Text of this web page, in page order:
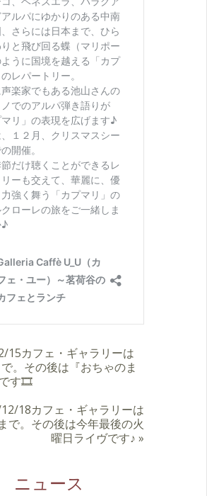
15カフェ・ギャラリーは
。その後は『おちゃのま
す🎞
18カフェ・ギャラリーは
で。その後は今年最後の火
曜日ライヴです♪ »
ニュース